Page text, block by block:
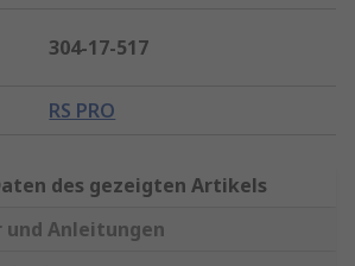
304-17-517
RS PRO
des gezeigten Artikels
Anleitungen